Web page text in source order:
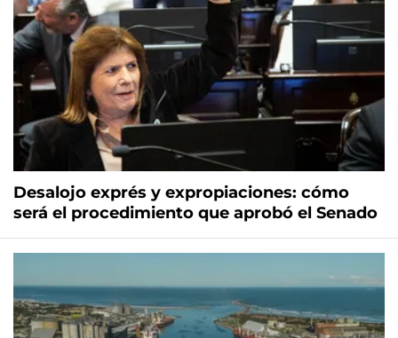
Desalojo exprés y expropiaciones: cómo
será el procedimiento que aprobó el Senado